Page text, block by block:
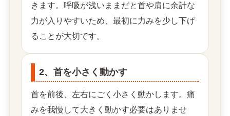
きます。呼吸が浅いままだと首や肩に余計な
力が入りやすいため、最初に力みを少し下げ
ることが大切です。
2、首を小さく動かす
首を前後、左右にごく小さく動かします。痛
みを我慢して大きく動かす必要はありませ